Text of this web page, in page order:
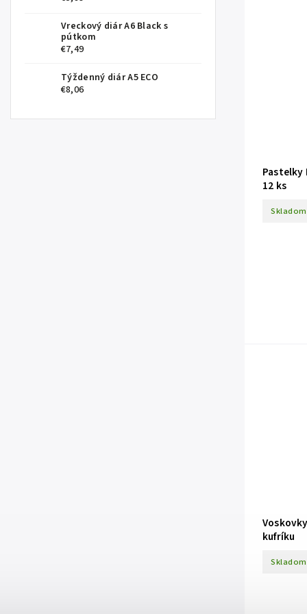
Vreckový diár A6 Black s
pútkom
€7,49
Týždenný diár A5 ECO
€8,06
Pastelky
12 ks
Skladom
kufríku
Skladom